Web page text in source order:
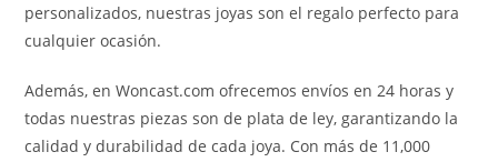
personalizados, nuestras joyas son el regalo perfecto para
cualquier ocasión.
Además, en Woncast.com ofrecemos envíos en 24 horas y
todas nuestras piezas son de plata de ley, garantizando la
calidad y durabilidad de cada joya. Con más de 11,000